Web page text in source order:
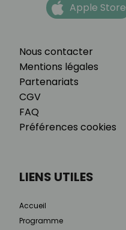
Nous contacter
Mentions légales
Partenariats
CGV
FAQ
Préférences cookies
Apple Store
LIENS UTILES
Accueil
Programme